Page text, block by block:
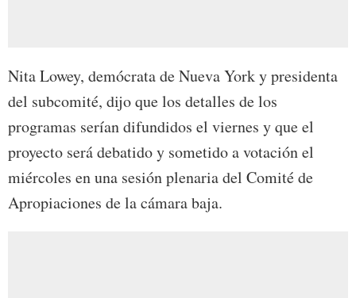
Nita Lowey, demócrata de Nueva York y presidenta
del subcomité, dijo que los detalles de los
programas serían difundidos el viernes y que el
proyecto será debatido y sometido a votación el
miércoles en una sesión plenaria del Comité de
Apropiaciones de la cámara baja.